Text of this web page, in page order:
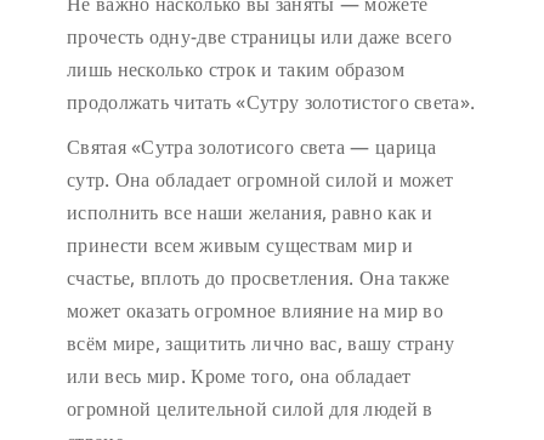
прочесть одну-две страницы или даже всего
лишь несколько строк и таким образом
продолжать читать «Сутру золотистого света».
Святая «Сутра золотисого света — царица
сутр. Она обладает огромной силой и может
исполнить все наши желания, равно как и
принести всем живым существам мир и
счастье, вплоть до просветления. Она также
может оказать огромное влияние на мир во
всём мире, защитить лично вас, вашу страну
или весь мир. Кроме того, она обладает
огромной целительной силой для людей в